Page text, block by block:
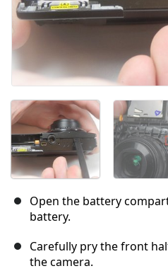
Open the battery
battery.
Carefully pry the front
the camera.